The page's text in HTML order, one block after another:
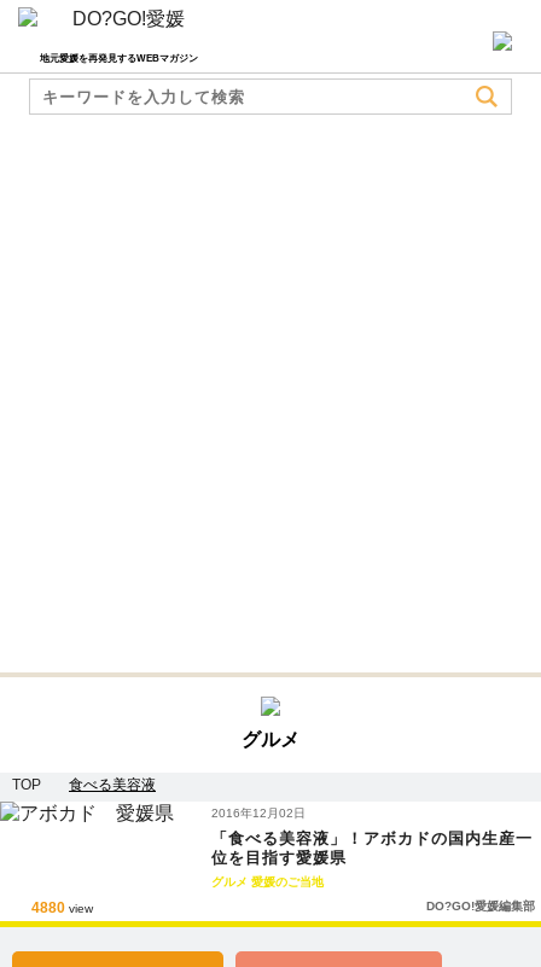
地元愛媛を再発見するWEBマガジン
グルメ
TOP 食べる美容液
4880 view
2016年12月02日
「食べる美容液」！アボカドの国内生産一
位を目指す愛媛県
グルメ 愛媛のご当地
DO?GO!愛媛編集部